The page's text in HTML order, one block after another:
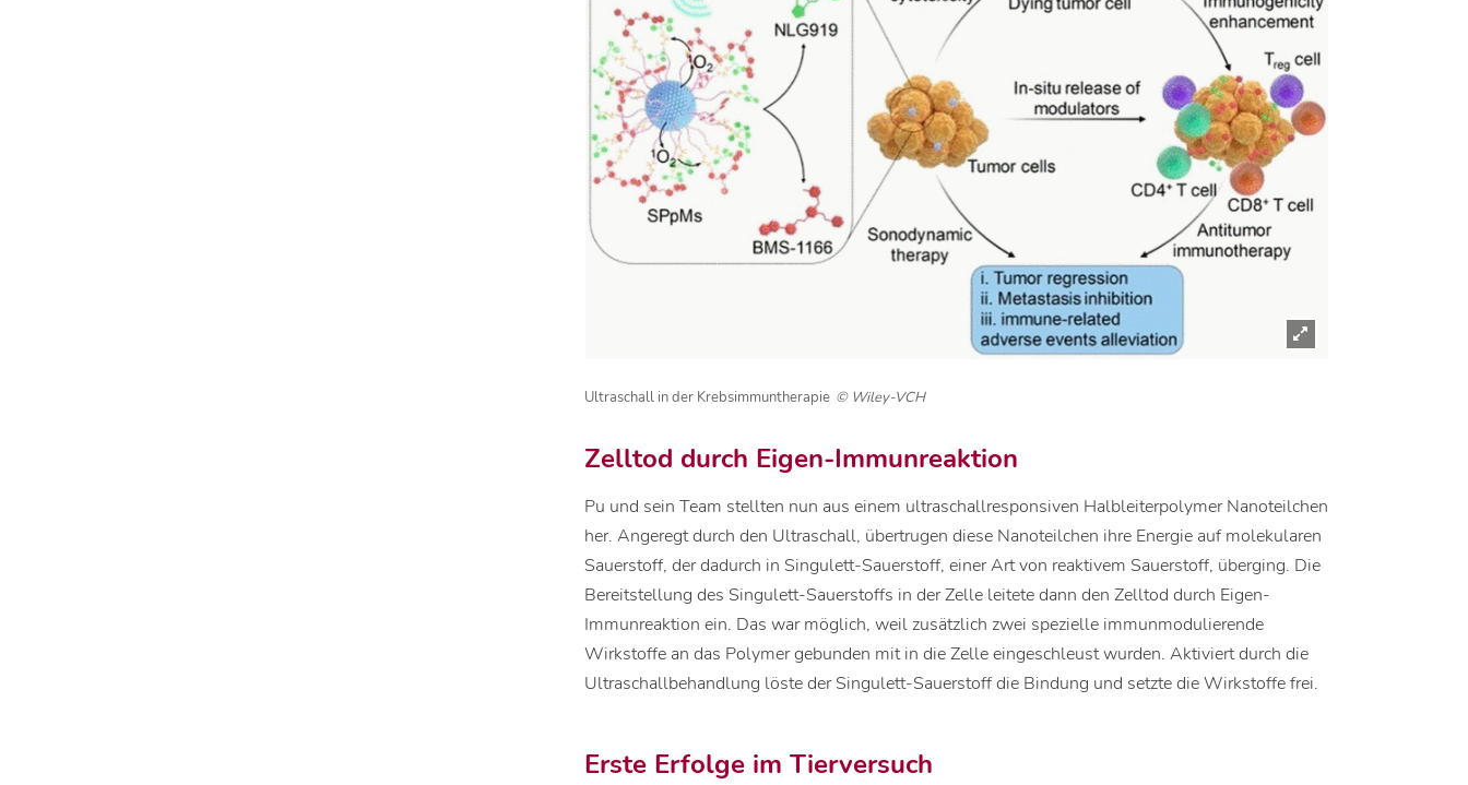
Ultraschall in der Krebsimmuntherapie © Wiley-VCH
Zelltod durch Eigen-Immunreaktion
Pu und sein Team stellten nun aus einem ultraschallresponsiven Halbleiterpolymer Nanoteilchen
her. Angeregt durch den Ultraschall, übertrugen diese Nanoteilchen ihre Energie auf molekularen
Sauerstoff, der dadurch in Singulett-Sauerstoff, einer Art von reaktivem Sauerstoff, überging. Die
Bereitstellung des Singulett-Sauerstoffs in der Zelle leitete dann den Zelltod durch Eigen-
Immunreaktion ein. Das war möglich, weil zusätzlich zwei spezielle immunmodulierende
Wirkstoffe an das Polymer gebunden mit in die Zelle eingeschleust wurden. Aktiviert durch die
Ultraschallbehandlung löste der Singulett-Sauerstoff die Bindung und setzte die Wirkstoffe frei.
Erste Erfolge im Tierversuch